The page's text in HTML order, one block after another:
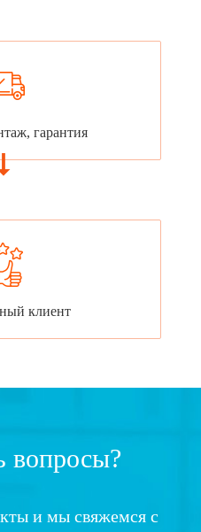
гарантия
клиент
вопросы?
и мы свяжемся с